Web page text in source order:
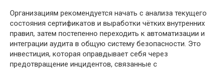
Организациям рекомендуется начать с анализа текущего
состояния сертификатов и выработки чётких внутренних
правил, затем постепенно переходить к автоматизации и
интеграции аудита в общую систему безопасности. Это
инвестиция, которая оправдывает себя через
предотвращение инцидентов, связанные с